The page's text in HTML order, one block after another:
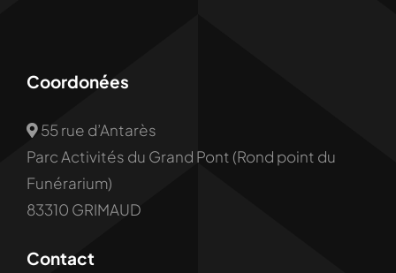
Coordonées
55 rue d’Antarès
Parc Activités du Grand Pont (Rond point du
Funérarium)
83310 GRIMAUD
Contact